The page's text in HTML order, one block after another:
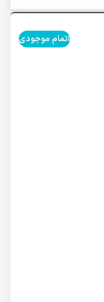
اتمام موجودی